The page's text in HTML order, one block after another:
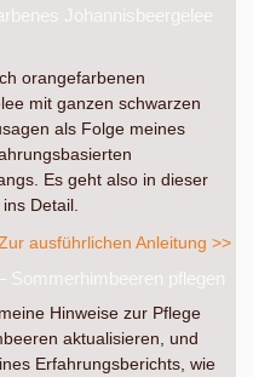
Johannisbeergelee
orangefarbenen
mit ganzen schwarzen
als Folge meines
Es geht also in dieser
Detail.
ausführlichen Anleitung >>
Sommerhimbeeren pflegen
Hinweise zur Pflege
aktualisieren, und
Erfahrungsberichts, wie